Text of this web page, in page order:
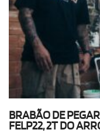
BRABÃO DE
FELP22, 2T DO